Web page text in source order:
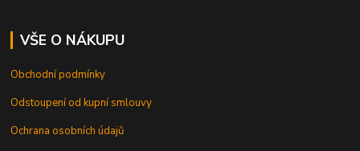
VŠE O NÁKUPU
Obchodní podmínky
Odstoupení od kupní smlouvy
Ochrana osobních údajů